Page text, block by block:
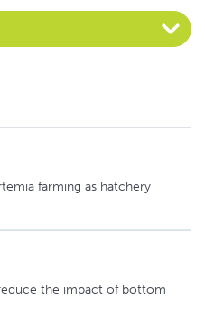
it's posts
farming as hatchery
the impact of bottom